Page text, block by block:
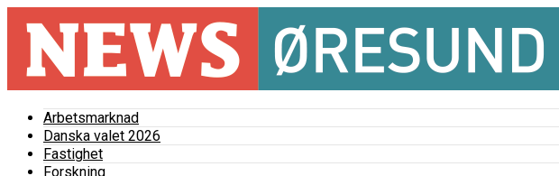
Arbetsmarknad
Danska valet 2026
Fastighet
Forskning